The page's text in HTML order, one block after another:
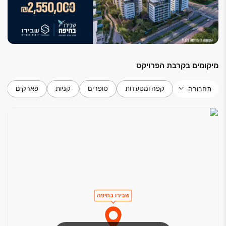
מיקומים בקרבת הפרויקט
תחבורה קפה ומסעדות סופרים קניות פארקים
שבירו בחיפה